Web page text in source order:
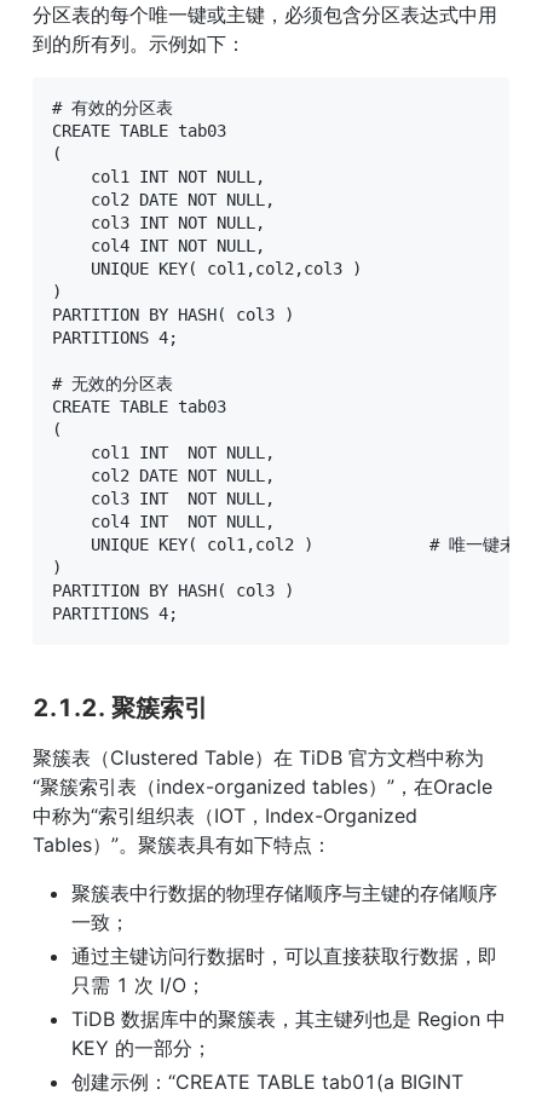
分区表的每个唯一键或主键，必须包含分区表达式中用
到的所有列。示例如下：
# 有效的分区表
CREATE TABLE tab03
(
    col1 INT NOT NULL,
    col2 DATE NOT NULL,
    col3 INT NOT NULL,
    col4 INT NOT NULL,
    UNIQUE KEY( col1,col2,col3 )
)
PARTITION BY HASH( col3 )
PARTITIONS 4;
# 无效的分区表
CREATE TABLE tab03
(
    col1 INT  NOT NULL,
    col2 DATE NOT NULL,
    col3 INT  NOT NULL,
    col4 INT  NOT NULL,
UNIQUE KEY( col1,col2 )            # 唯一键未包
)
PARTITION BY HASH( col3 )
PARTITIONS 4;
2.1.2. 聚簇索引
聚簇表（Clustered Table）在 TiDB 官方文档中称为
“聚簇索引表（index-organized tables）”，在Oracle
中称为“索引组织表（IOT，Index-Organized
Tables）”。聚簇表具有如下特点：
聚簇表中行数据的物理存储顺序与主键的存储顺序
一致；
通过主键访问行数据时，可以直接获取行数据，即
只需 1 次 I/O；
TiDB 数据库中的聚簇表，其主键列也是 Region 中
KEY 的一部分；
创建示例：“CREATE TABLE tab01(a BIGINT